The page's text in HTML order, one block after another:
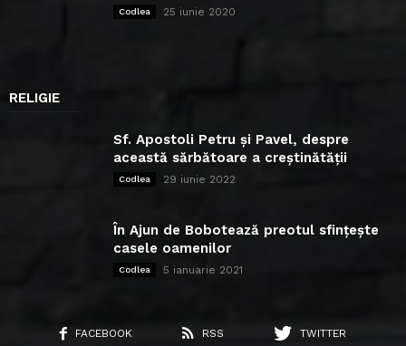
Codlea 25 iunie 2020
RELIGIE
Sf. Apostoli Petru și Pavel, despre
această sărbătoare a creștinătății
Codlea 29 iunie 2022
În Ajun de Bobotează preotul sfințește
casele oamenilor
Codlea 5 ianuarie 2021
FACEBOOK RSS
TWITTER